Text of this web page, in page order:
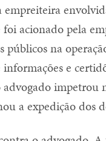
acionado pela
na
e
impetrou
a expedição dos